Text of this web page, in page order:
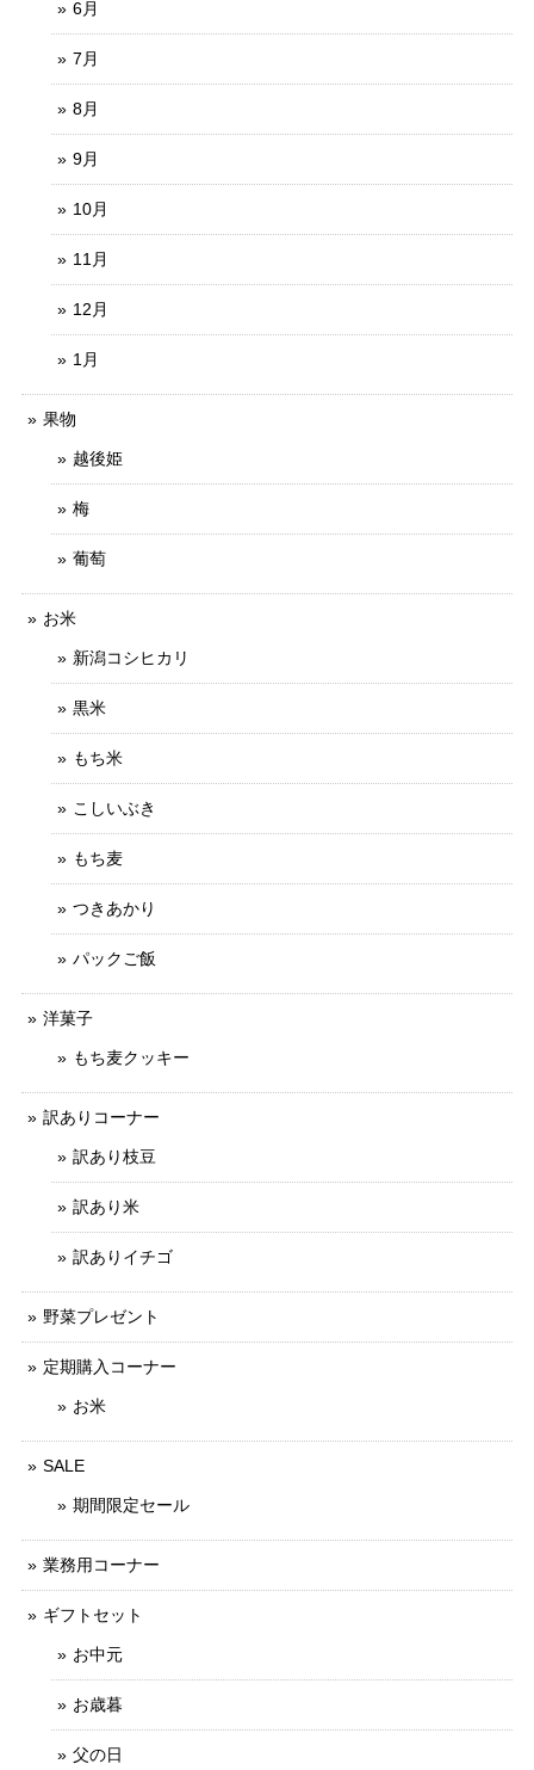
6月
7月
8月
9月
10月
11月
12月
1月
果物
越後姫
梅
葡萄
お米
新潟コシヒカリ
黒米
もち米
こしいぶき
もち麦
つきあかり
パックご飯
洋菓子
もち麦クッキー
訳ありコーナー
訳あり枝豆
訳あり米
訳ありイチゴ
野菜プレゼント
定期購入コーナー
お米
SALE
期間限定セール
業務用コーナー
ギフトセット
お中元
お歳暮
父の日